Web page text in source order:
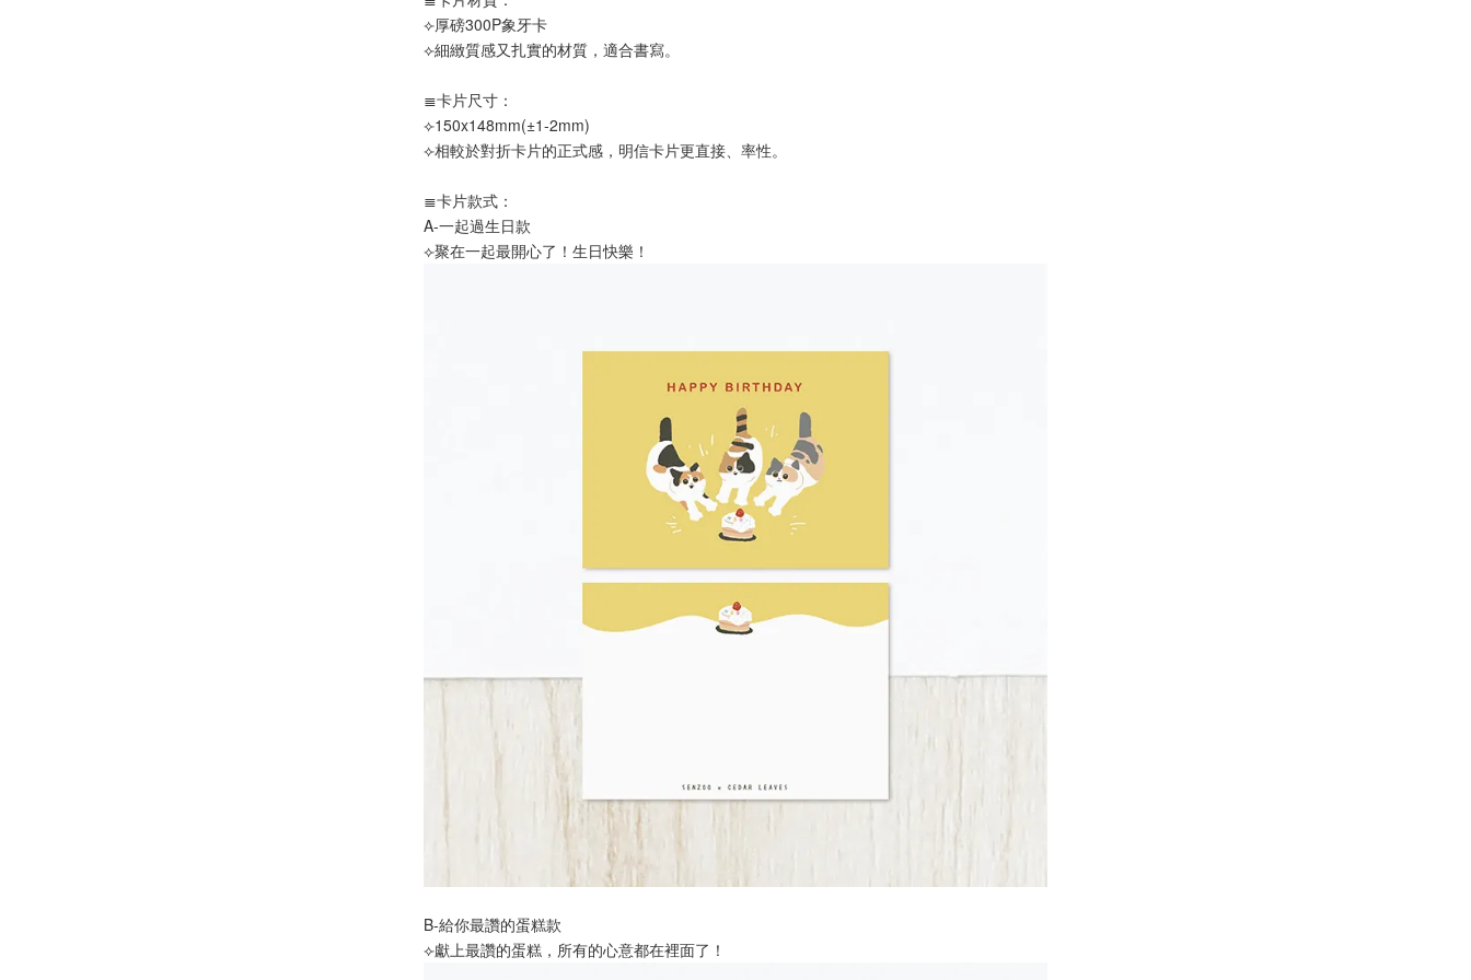
⟣厚磅300P象牙卡
⟣細緻質感又扎實的材質，適合書寫。
≣卡片尺寸：
⟣150x148mm(±1-2mm)
⟣相較於對折卡片的正式感，明信卡片更直接、率性。
≣卡片款式：
A-一起過生日款
⟣聚在一起最開心了！生日快樂！
B-給你最讚的蛋糕款
⟣獻上最讚的蛋糕，所有的心意都在裡面了！